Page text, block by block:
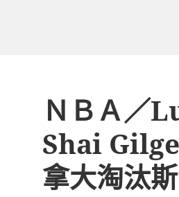
ＮＢＡ／
Shai
拿大淘汰